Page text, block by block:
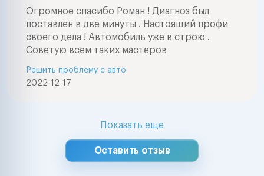
Огромное спасибо Роман ! Диагноз был
поставлен в две минуты . Настоящий профи
своего дела ! Автомобиль уже в строю .
Советую всем таких мастеров
2022-12-17
Решить проблему с авто
Показать еще
Оставить отзыв